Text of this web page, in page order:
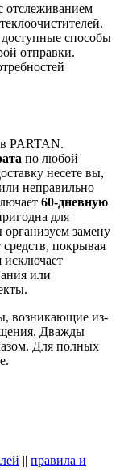
отслеживанием
способы
отправки.
PARTAN.
по любой
несете вы,
неправильно
60-дневную
для
замену
покрывая
исключает
или
возникающие из-
Дважды
Для полных
|| правила и